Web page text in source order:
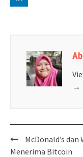
→
Post
navigation
McDonald’s
Menerima Bitcoin